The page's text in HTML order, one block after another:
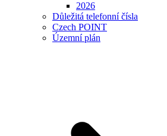
2026
Důležitá telefonní čísla
Czech POINT
Územní plán